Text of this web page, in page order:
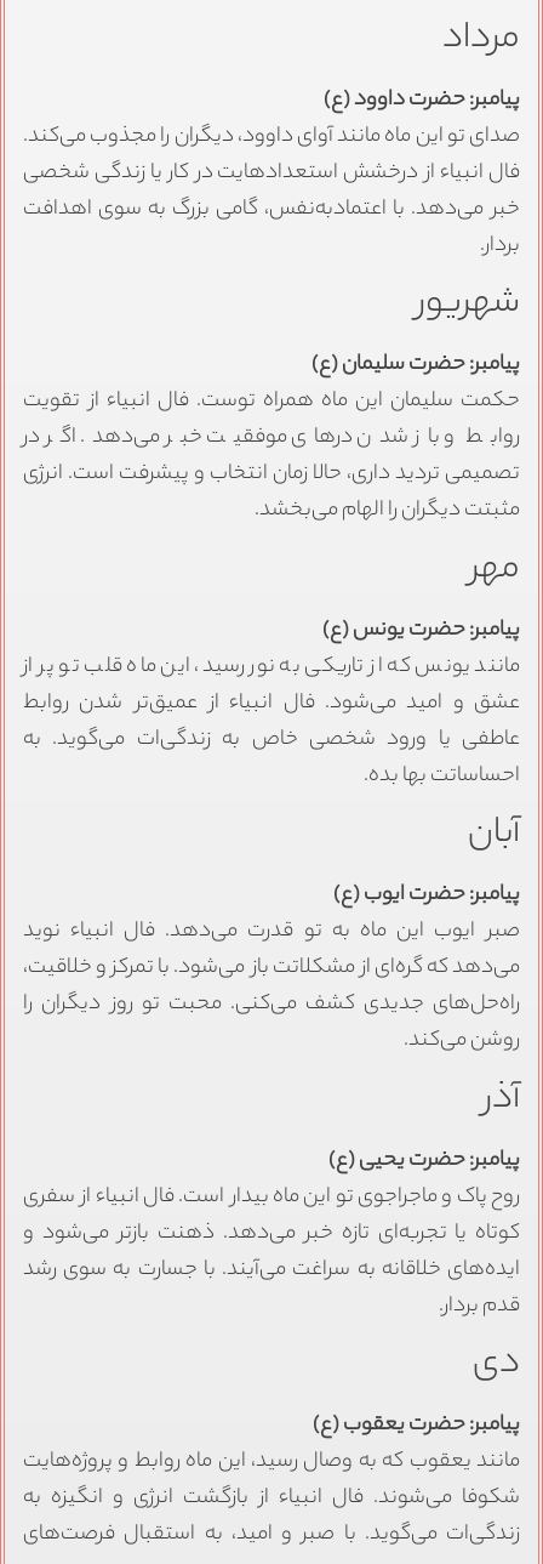
مرداد
پیامبر: حضرت داوود (ع)
صدای تو این ماه مانند آوای داوود، دیگران را مجذوب می‌کند.
فال انبیاء از درخشش استعدادهایت در کار یا زندگی شخصی
خبر می‌دهد. با اعتمادبه‌نفس، گامی بزرگ به سوی اهدافت
بردار.
شهریور
پیامبر: حضرت سلیمان (ع)
حکمت سلیمان این ماه همراه توست. فال انبیاء از تقویت
روابط و باز شدن درهای موفقیت خبر می‌دهد. اگر در
تصمیمی تردید داری، حالا زمان انتخاب و پیشرفت است. انرژی
مثبتت دیگران را الهام می‌بخشد.
مهر
پیامبر: حضرت یونس (ع)
مانند یونس که از تاریکی به نور رسید، این ماه قلب تو پر از
عشق و امید می‌شود. فال انبیاء از عمیق‌تر شدن روابط
عاطفی یا ورود شخصی خاص به زندگی‌ات می‌گوید. به
احساساتت بها بده.
آبان
پیامبر: حضرت ایوب (ع)
صبر ایوب این ماه به تو قدرت می‌دهد. فال انبیاء نوید
می‌دهد که گره‌ای از مشکلاتت باز می‌شود. با تمرکز و خلاقیت،
راه‌حل‌های جدیدی کشف می‌کنی. محبت تو روز دیگران را
روشن می‌کند.
آذر
پیامبر: حضرت یحیی (ع)
روح پاک و ماجراجوی تو این ماه بیدار است. فال انبیاء از سفری
کوتاه یا تجربه‌ای تازه خبر می‌دهد. ذهنت بازتر می‌شود و
ایده‌های خلاقانه به سراغت می‌آیند. با جسارت به سوی رشد
قدم بردار.
دی
پیامبر: حضرت یعقوب (ع)
مانند یعقوب که به وصال رسید، این ماه روابط و پروژه‌هایت
شکوفا می‌شوند. فال انبیاء از بازگشت انرژی و انگیزه به
زندگی‌ات می‌گوید. با صبر و امید، به استقبال فرصت‌های